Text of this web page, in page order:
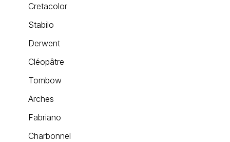
Cretacolor
Stabilo
Derwent
Cléopâtre
Tombow
Arches
Fabriano
Charbonnel